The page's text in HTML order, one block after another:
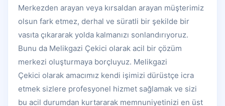
Merkezden arayan veya kırsaldan arayan müşterimiz
olsun fark etmez, derhal ve süratli bir şekilde bir
vasıta çıkararak yolda kalmanızı sonlandırıyoruz.
Bunu da Melikgazi Çekici olarak acil bir çözüm
merkezi oluşturmaya borçluyuz. Melikgazi
Çekici olarak amacımız kendi işimizi dürüstçe icra
etmek sizlere profesyonel hizmet sağlamak ve sizi
bu acil durumdan kurtararak memnuniyetinizi en üst